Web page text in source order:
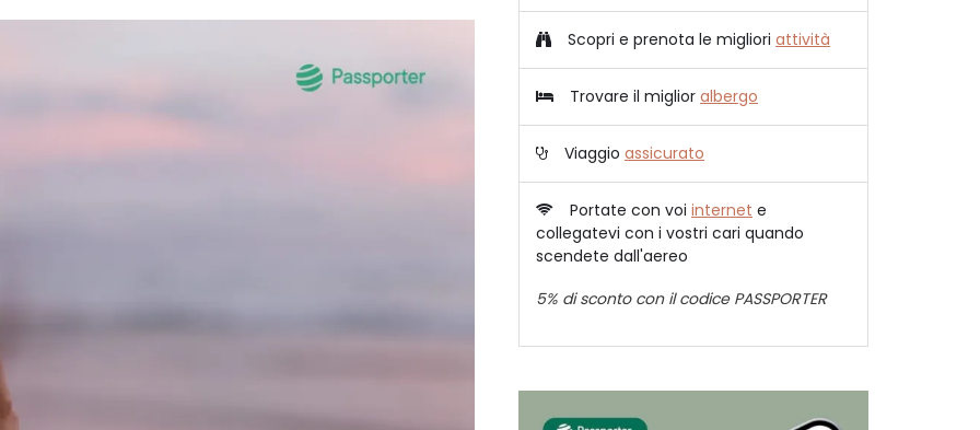
Scopri e prenota le migliori attività
Trovare il miglior albergo
Viaggio assicurato
Portate con voi internet e
collegatevi con i vostri cari quando
scendete dall'aereo
5% di sconto con il codice PASSPORTER